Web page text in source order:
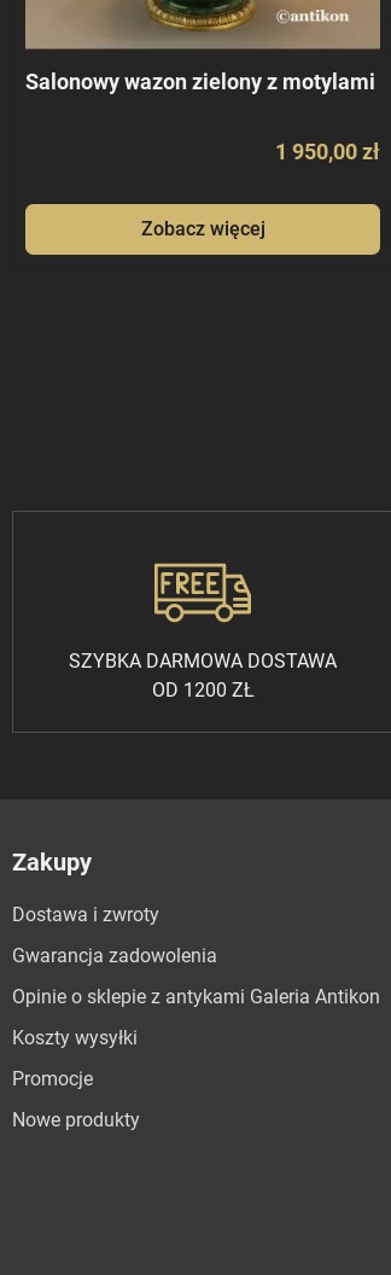
Salonowy wazon zielony z motylami
1 950,00 zł
Zobacz więcej
SZYBKA DARMOWA DOSTAWA
OD 1200 ZŁ
Zakupy
Dostawa i zwroty
Gwarancja zadowolenia
Opinie o sklepie z antykami Galeria Antikon
Koszty wysyłki
Promocje
Nowe produkty